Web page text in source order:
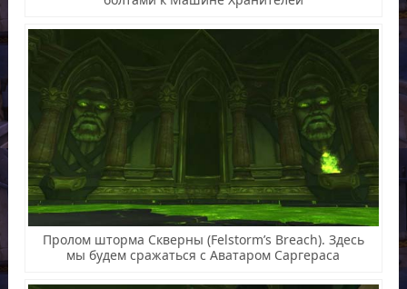
Пролом шторма Скверны (Felstorm’s Breach). Здесь
мы будем сражаться с Аватаром Саргераса